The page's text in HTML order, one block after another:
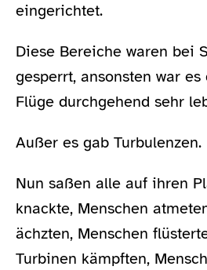
eingerichtet.
Diese Bereiche waren bei
gesperrt, ansonsten war
Flüge durchgehend sehr
Außer es gab Turbulenzen.
Nun saßen alle auf ihren
knackte, Menschen
ächzten, Menschen
Turbinen kämpften,